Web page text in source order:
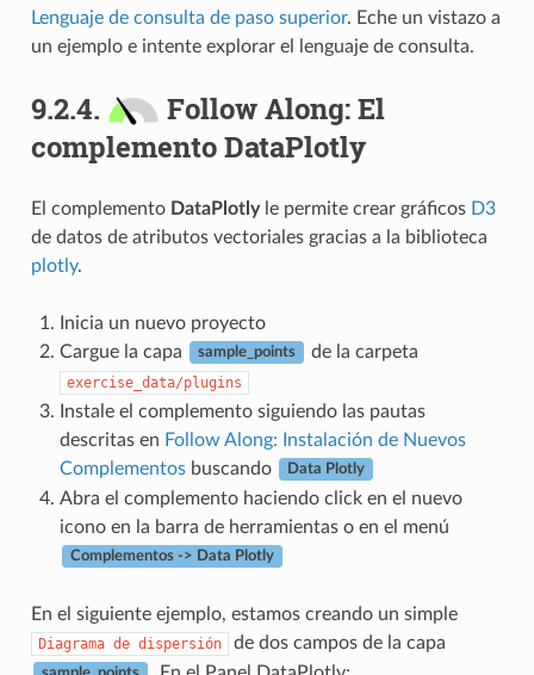
Lenguaje de consulta de paso superior. Eche un vistazo a
un ejemplo e intente explorar el lenguaje de consulta.
9.2.4.
Follow Along: El
complemento DataPlotly
El complemento DataPlotlyle permite crear gráficos D3
de datos de atributos vectoriales gracias a la biblioteca
plotly.
Inicia un nuevo proyecto
Cargue la capa
sample_points de la carpeta
exercise_data/plugins
Instale el complemento siguiendo las pautas
descritas en Follow Along: Instalación de Nuevos
Complementosbuscando Data Plotly
Abra el complemento haciendo click en el nuevo
icono en la barra de herramientas o en el menú
Complementos -> Data Plotly
En el siguiente ejemplo, estamos creando un simple
Diagrama de dispersión de dos campos de la capa